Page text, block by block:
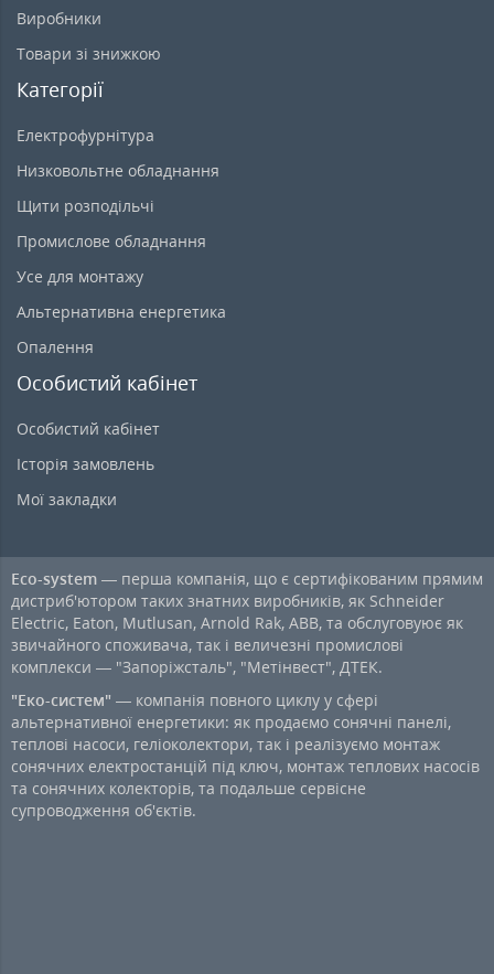
Виробники
Товари зі знижкою
Категорії
Електрофурнітура
Низковольтне обладнання
Щити розподільчі
Промислове обладнання
Усе для монтажу
Альтернативна енергетика
Опалення
Особистий кабінет
Особистий кабінет
Історія замовлень
Мої закладки
Eco-system — перша компанія, що є сертифікованим прямим
дистриб'ютором таких знатних виробників, як Schneider
Electric, Eaton, Mutlusan, Arnold Rak, ABB, та обслуговуює як
звичайного споживача, так і величезні промислові
комплекси — "Запоріжсталь", "Метінвест", ДТЕК.
"Еко-систем" — компанія повного циклу у сфері
альтернативної енергетики: як продаємо сонячні панелі,
теплові насоси, геліоколектори, так і реалізуємо монтаж
сонячних електростанцій під ключ, монтаж теплових насосів
та сонячних колекторів, та подальше сервісне
супроводження об'єктів.